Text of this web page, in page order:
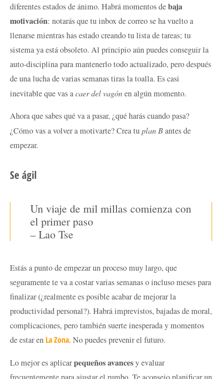
diferentes estados de ánimo. Habrá momentos debaja
motivación: notarás que tu inbox de correo se ha vuelto a
llenarse mientras has estado creando tu lista de tareas; tu
sistema ya está obsoleto. Al principio aún puedes conseguir la
auto-disciplina para mantenerlo todo actualizado, pero después
de una lucha de varias semanas tiras la toalla. Es casi
inevitable que vas acaer del vagónen algún momento.
Ahora que sabes qué va a pasar, ¿qué harás cuando pasa?
¿Cómo vas a volver a motivarte? Crea tuplan Bantes de
empezar.
Se ágil
Un viaje de mil millas comienza con
el primer paso
– Lao Tse
Estás a punto de empezar un proceso muy largo, que
seguramente te va a costar varias semanas o incluso meses para
finalizar (¿realmente es posible acabar de mejorar la
productividad personal?). Habrá imprevistos, bajadas de moral,
complicaciones, pero también suerte inesperada y momentos
de estar en La Zona. No puedes prevenir el futuro.
Lo mejor es aplicarpequeños avancesy evaluar